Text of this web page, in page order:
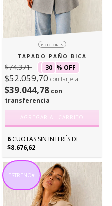
6 COLORES
TAPADO PAÑO BICA
$74.371 30 % OFF
$52.059,70 con tarjeta
$39.044,78 con
transferencia
AGREGAR AL CARRITO
6 CUOTAS SIN INTERÉS DE
$8.676,62
ESTRENO♥